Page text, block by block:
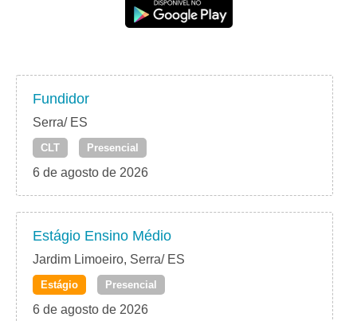
Fundidor
Serra/ ES
CLT Presencial
6 de agosto de 2026
Estágio Ensino Médio
Jardim Limoeiro, Serra/ ES
Estágio Presencial
6 de agosto de 2026